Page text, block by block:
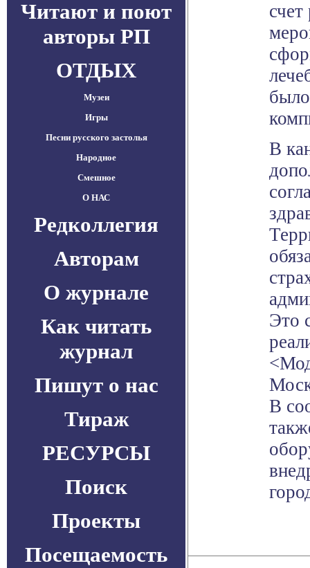
Читают и поют
авторы РП
ОТДЫХ
Музеи
Игры
Песни русского застолья
Народное
Смешное
О НАС
Редколлегия
Авторам
О журнале
Как читать
журнал
Пишут о нас
Тираж
РЕСУРСЫ
Поиск
Проекты
Посещаемость
В
Это
В